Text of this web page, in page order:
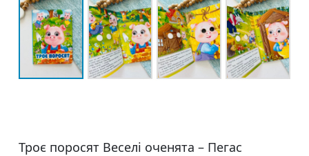
Троє поросят Веселі оченята – Пегас